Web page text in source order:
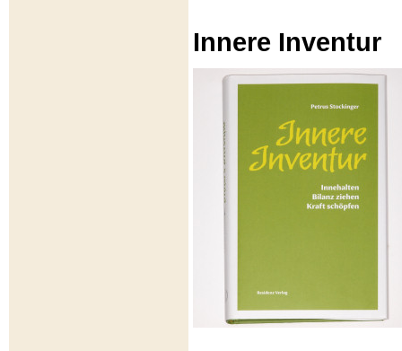
Innere Inventur